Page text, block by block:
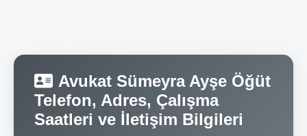
Avukat Sümeyra Ayşe Öğüt
Telefon, Adres, Çalışma
Saatleri ve İletişim Bilgileri